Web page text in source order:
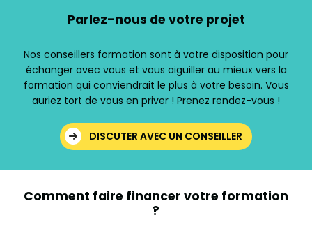
Parlez-nous de votre projet
Nos conseillers formation sont à votre disposition pour
échanger avec vous et vous aiguiller au mieux vers la
formation qui conviendrait le plus à votre besoin. Vous
auriez tort de vous en priver ! Prenez rendez-vous !
DISCUTER AVEC UN CONSEILLER
Comment faire financer votre formation
?